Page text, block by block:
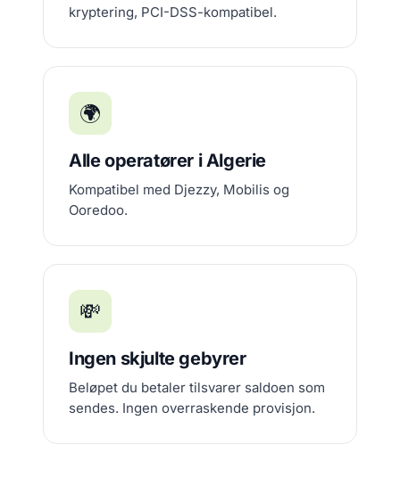
kryptering, PCI-DSS-kompatibel.
🌍
Alle operatører i Algerie
Kompatibel med Djezzy, Mobilis og
Ooredoo.
💸
Ingen skjulte gebyrer
Beløpet du betaler tilsvarer saldoen som
sendes. Ingen overraskende provisjon.